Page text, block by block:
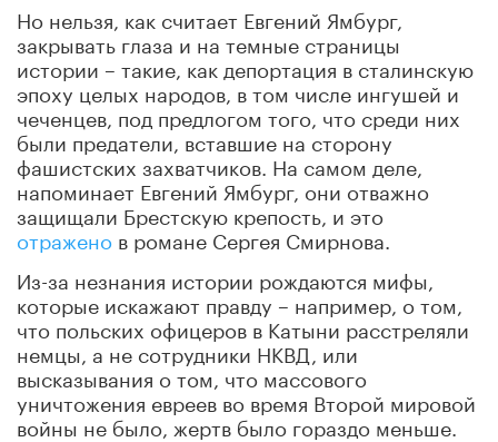
Но нельзя, как считает Евгений Ямбург,
закрывать глаза и на темные страницы
истории – такие, как депортация в сталинскую
эпоху целых народов, в том числе ингушей и
чеченцев, под предлогом того, что среди них
были предатели, вставшие на сторону
фашистских захватчиков. На самом деле,
напоминает Евгений Ямбург, они отважно
защищали Брестскую крепость, и это
отражено в романе Сергея Смирнова.
Из-за незнания истории рождаются мифы,
которые искажают правду – например, о том,
что польских офицеров в Катыни расстреляли
немцы, а не сотрудники НКВД, или
высказывания о том, что массового
уничтожения евреев во время Второй мировой
войны не было, жертв было гораздо меньше.